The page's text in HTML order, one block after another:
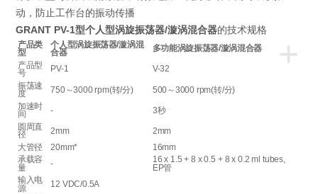
动，防止工作台的振动传播
GRANT PV-1型个人型涡旋振荡器/漩涡混合器的技术规格
+
产品类
型
个人型涡旋振荡器/漩涡混
合器 多功能涡旋振荡器/漩涡混合器
产品型
号
PV-1
V-32
振荡速
度
750～3000 rpm(转/分) 500～3000 rpm(转/分)
加速时
间 - 3秒
圆周直
径
2mm 2mm
大管径 20mm* 16mm
承载容
量 - 16 x 1.5 + 8 x 0.5 + 8 x 0.2 ml tubes,
EP管
输入电
源 12 VDC/0.5A